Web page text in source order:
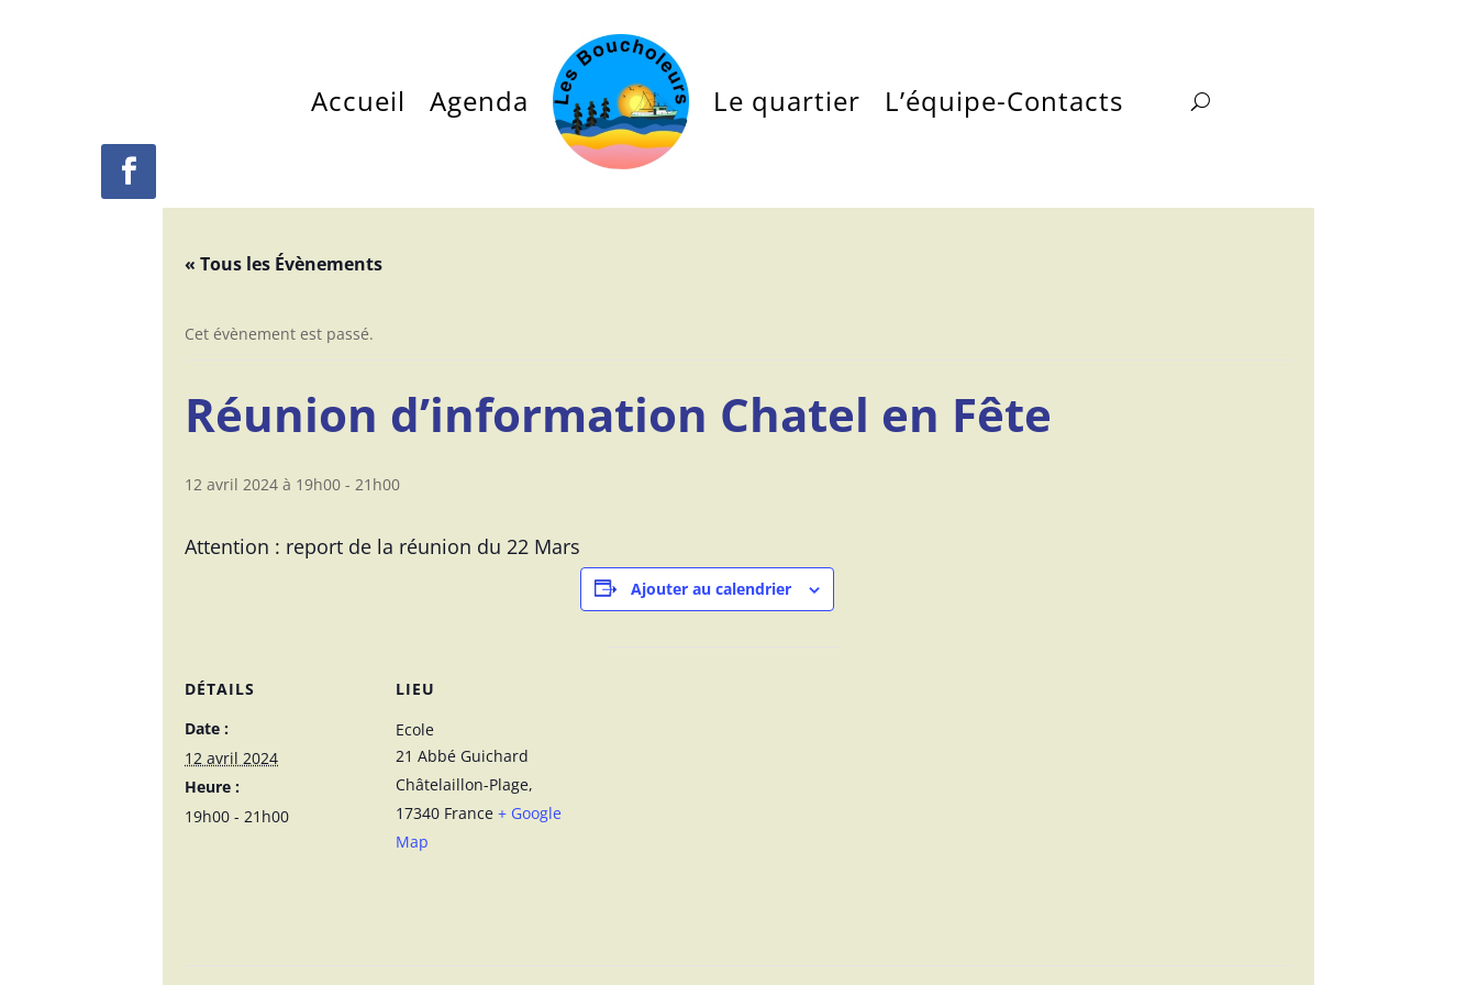
Accueil Agenda Le quartier L’équipe-Contacts
« Tous les Évènements
Cet évènement est passé.
Réunion d’information Chatel en Fête
12 avril 2024 à 19h00 - 21h00
Attention : report de la réunion du 22 Mars
Ajouter au calendrier
DÉTAILS
Date :
12 avril 2024
Heure :
19h00 - 21h00
LIEU
Ecole
21 Abbé Guichard
Châtelaillon-Plage,
17340 France + Google
Map